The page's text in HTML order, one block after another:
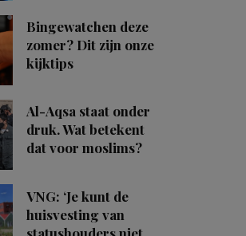
Bingewatchen deze
zomer? Dit zijn onze
kijktips
Al-Aqsa staat onder
druk. Wat betekent
dat voor moslims?
VNG: ‘Je kunt de
huisvesting van